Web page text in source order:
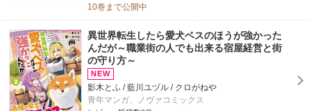
10巻まで公開中
異世界転生したら愛犬ベスのほうが強かった
んだが～職業街の人でも出来る宿屋経営と街
の守り方～
影木とふ / 藍川ユヅル / クロがねや
青年マンガ、ノヴァコミックス